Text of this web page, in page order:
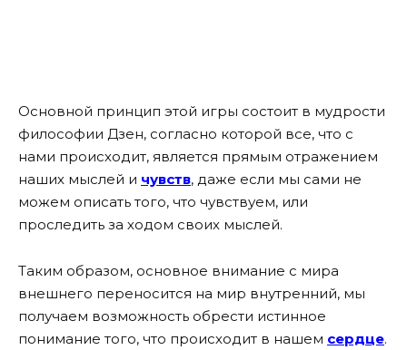
Основной принцип этой игры состоит в мудрости
философии Дзен, согласно которой все, что с
нами происходит, является прямым отражением
наших мыслей и чувств, даже если мы сами не
можем описать того, что чувствуем, или
проследить за ходом своих мыслей.
Таким образом, основное внимание с мира
внешнего переносится на мир внутренний, мы
получаем возможность обрести истинное
понимание того, что происходит в нашем сердце.